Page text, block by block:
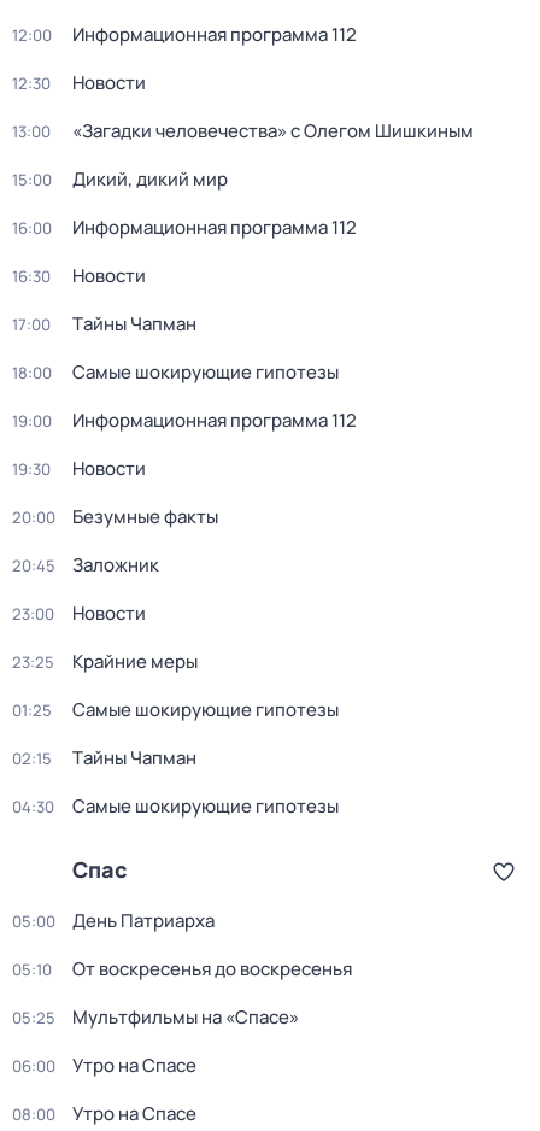
12:00 Информационная программа 112
12:30 Новости
13:00 «Загадки человечeства» с Олeгом Шишкиным
15:00 Дикий, дикий мир
16:00 Информационная программа 112
16:30 Новости
17:00 Тaйны Чапман
18:00 Самые шoкиpующие гипотезы
19:00 Информационная программа 112
19:30 Новости
20:00 Безумные факты
20:45 Заложник
23:00 Новости
23:25 Крайние меры
01:25 Самые шoкиpующие гипотезы
02:15 Тaйны Чапман
04:30 Самые шoкиpующие гипотезы
Спас
05:00 День Патриарха
05:10 От воскресенья до воскресенья
05:25 Мультфильмы на «Спасе»
06:00 Утро на Спасе
08:00 Утро на Спасе